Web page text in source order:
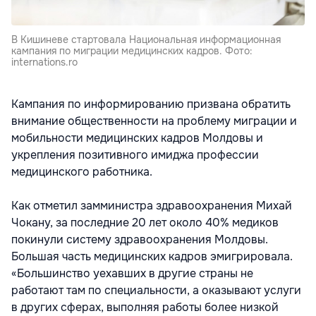
В Кишиневе стартовала Национальная информационная
кампания по миграции медицинских кадров. Фото:
internations.ro
Кампания по информированию призвана обратить
внимание общественности на проблему миграции и
мобильности медицинских кадров Молдовы и
укрепления позитивного имиджа профессии
медицинского работника.
Как отметил замминистра здравоохранения Михай
Чокану, за последние 20 лет около 40% медиков
покинули систему здравоохранения Молдовы.
Большая часть медицинских кадров эмигрировала.
«Большинство уехавших в другие страны не
работают там по специальности, а оказывают услуги
в других сферах, выполняя работы более низкой